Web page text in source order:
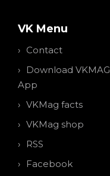
VK Menu
Contact
Download VKMAG
App
VKMag facts
VKMag shop
RSS
Facebook